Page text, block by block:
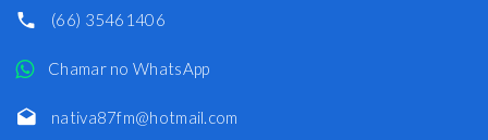
(66) 35461406
Chamar no WhatsApp
nativa87fm@hotmail.com